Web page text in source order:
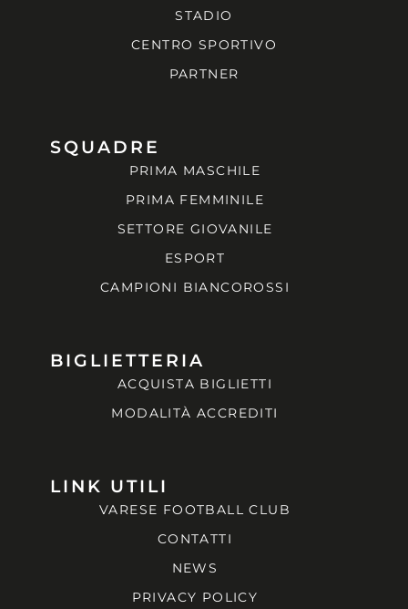
STADIO
CENTRO SPORTIVO
PARTNER
SQUADRE
PRIMA MASCHILE
PRIMA FEMMINILE
SETTORE GIOVANILE
ESPORT
CAMPIONI BIANCOROSSI
BIGLIETTERIA
ACQUISTA BIGLIETTI
MODALITÀ ACCREDITI
LINK UTILI
VARESE FOOTBALL CLUB
CONTATTI
NEWS
PRIVACY POLICY